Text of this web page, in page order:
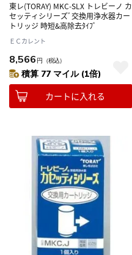
東レ(TORAY) MKC-SLX トレビーノ カ
セッティシリーズﾞ交換用浄水器カー
トリッジ 時短&高除去ﾀｲﾌﾟ
ＥＣカレント
8,566 円 （税込）
積算 77 マイル (1倍)
カートに入れる